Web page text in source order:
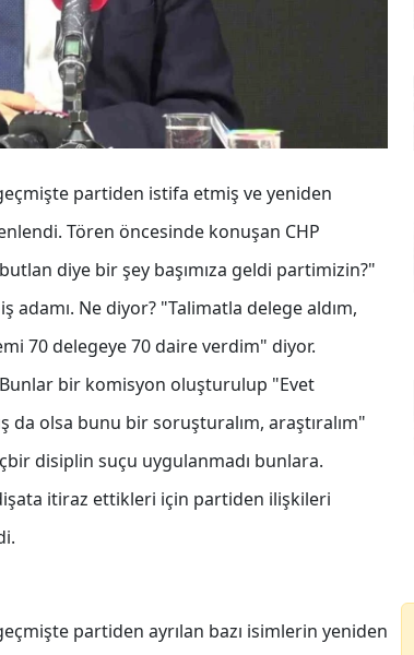
partiden istifa etmiş ve yeniden
Tören öncesinde konuşan CHP
diye bir şey başımıza geldi partimizin?"
adamı. Ne diyor? "Talimatla delege aldım,
70 delegeye 70 daire verdim" diyor.
bir komisyon oluşturulup "Evet
da olsa bunu bir soruşturalım, araştıralım"
disiplin suçu uygulanmadı bunlara.
itiraz ettikleri için partiden ilişkileri
partiden ayrılan bazı isimlerin yeniden